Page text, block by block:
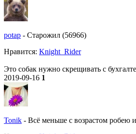
potap - Старожил (56966)
Нравитcя: Knight_Rider
Это собак нужно скрещивать с
2019-09-16 1
Tonik - Всё меньше с возрастом робею